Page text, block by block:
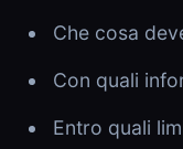
Che cosa
Con quali
Entro quali